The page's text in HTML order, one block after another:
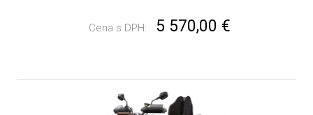
Cena s DPH: 5 570,00 €